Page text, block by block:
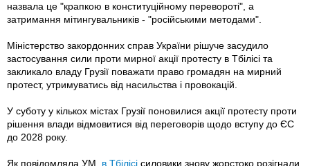
назвала це "крапкою в конституційному перевороті", а
затримання мітингувальників - "російськими методами".
Міністерство закордонних справ України рішуче засудило
застосування сили проти мирної акції протесту в Тбілісі та
закликало владу Грузії поважати право громадян на мирний
протест, утримуватись від насильства і провокацій.
У суботу у кількох містах Грузії поновилися акції протесту проти
рішення влади відмовитися від переговорів щодо вступу до ЄС
до 2028 року.
Як повідомляла УМ, в Тбілісі силовики знову жорстоко розігнали